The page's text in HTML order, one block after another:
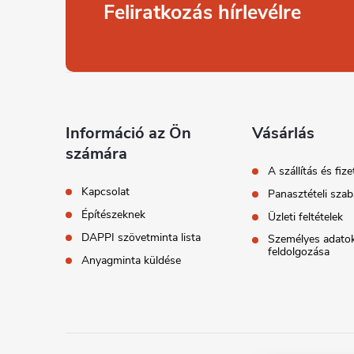
e
i
Feliratkozás hírlevélre
Információ az Ön
számára
Kapcsolat
Építészeknek
DAPPI szövetminta lista
Anyagminta küldése
Vásárlás
A szállítás és
Panasztételi
Üzleti feltételek
Személyes
feldolgozása